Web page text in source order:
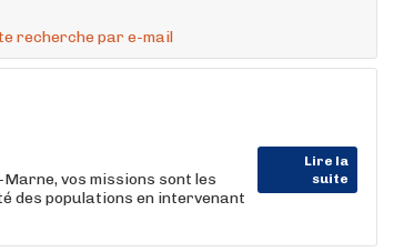
recherche par e-mail
Lire la
suite
vos missions sont les
des populations en intervenant